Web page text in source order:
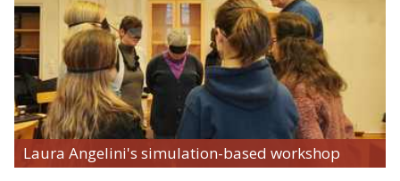
Laura Angelini's simulation-based workshop